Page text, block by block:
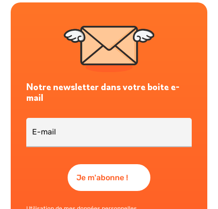
Notre newsletter dans votre boite e-
mail